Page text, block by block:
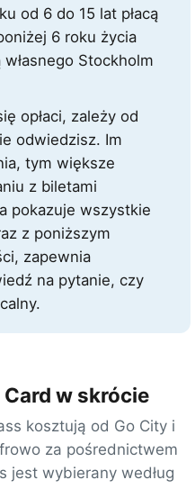
od 6 do 15 lat płacą
6 roku życia
Stockholm
opłaci, zależy od
odwiedzisz. Im
tym większe
z biletami
pokazuje wszystkie
z poniższym
zapewnia
na pytanie, czy
w skrócie
kosztują od Go City i
za pośrednictwem
jest wybierany według